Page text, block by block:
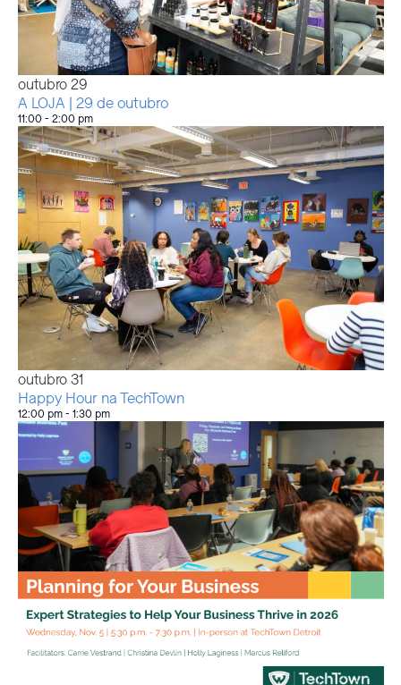
outubro 29
A LOJA | 29 de outubro
11:00- 2:00 pm
outubro 31
Happy Hour na TechTown
12:00 pm- 1:30 pm